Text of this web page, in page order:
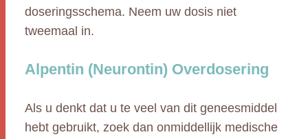
doseringsschema. Neem uw dosis niet
tweemaal in.
Alpentin (Neurontin) Overdosering
Als u denkt dat u te veel van dit geneesmiddel
hebt gebruikt, zoek dan onmiddellijk medische